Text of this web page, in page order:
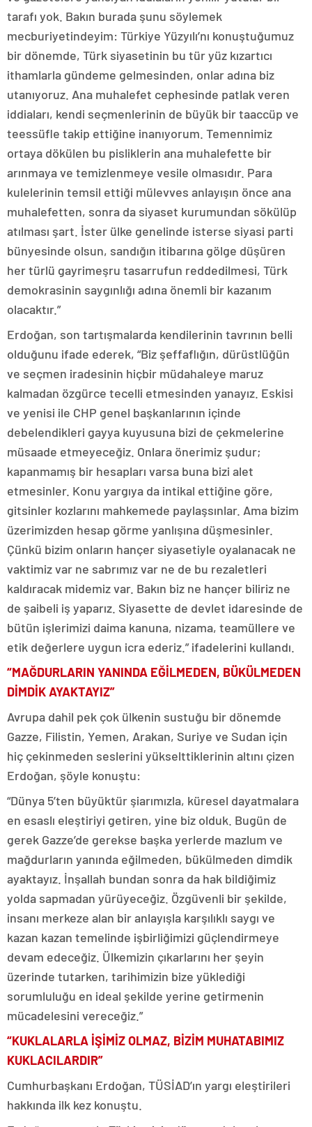
tarafı yok. Bakın burada şunu söylemek
mecburiyetindeyim: Türkiye Yüzyılı’nı konuştuğumuz
bir dönemde, Türk siyasetinin bu tür yüz kızartıcı
ithamlarla gündeme gelmesinden, onlar adına biz
utanıyoruz. Ana muhalefet cephesinde patlak veren
iddiaları, kendi seçmenlerinin de büyük bir taaccüp ve
teessüfle takip ettiğine inanıyorum. Temennimiz
ortaya dökülen bu pisliklerin ana muhalefette bir
arınmaya ve temizlenmeye vesile olmasıdır. Para
kulelerinin temsil ettiği mülevves anlayışın önce ana
muhalefetten, sonra da siyaset kurumundan sökülüp
atılması şart. İster ülke genelinde isterse siyasi parti
bünyesinde olsun, sandığın itibarına gölge düşüren
her türlü gayrimeşru tasarrufun reddedilmesi, Türk
demokrasinin saygınlığı adına önemli bir kazanım
olacaktır.”
Erdoğan, son tartışmalarda kendilerinin tavrının belli
olduğunu ifade ederek, “Biz şeffaflığın, dürüstlüğün
ve seçmen iradesinin hiçbir müdahaleye maruz
kalmadan özgürce tecelli etmesinden yanayız. Eskisi
ve yenisi ile CHP genel başkanlarının içinde
debelendikleri gayya kuyusuna bizi de çekmelerine
müsaade etmeyeceğiz. Onlara önerimiz şudur;
kapanmamış bir hesapları varsa buna bizi alet
etmesinler. Konu yargıya da intikal ettiğine göre,
gitsinler kozlarını mahkemede paylaşsınlar. Ama bizim
üzerimizden hesap görme yanlışına düşmesinler.
Çünkü bizim onların hançer siyasetiyle oyalanacak ne
vaktimiz var ne sabrımız var ne de bu rezaletleri
kaldıracak midemiz var. Bakın biz ne hançer biliriz ne
de şaibeli iş yaparız. Siyasette de devlet idaresinde de
bütün işlerimizi daima kanuna, nizama, teamüllere ve
etik değerlere uygun icra ederiz.” ifadelerini kullandı.
“MAĞDURLARIN YANINDA EĞİLMEDEN, BÜKÜLMEDEN
DİMDİK AYAKTAYIZ”
Avrupa dahil pek çok ülkenin sustuğu bir dönemde
Gazze, Filistin, Yemen, Arakan, Suriye ve Sudan için
hiç çekinmeden seslerini yükselttiklerinin altını çizen
Erdoğan, şöyle konuştu:
“Dünya 5’ten büyüktür şiarımızla, küresel dayatmalara
en esaslı eleştiriyi getiren, yine biz olduk. Bugün de
gerek Gazze’de gerekse başka yerlerde mazlum ve
mağdurların yanında eğilmeden, bükülmeden dimdik
ayaktayız. İnşallah bundan sonra da hak bildiğimiz
yolda sapmadan yürüyeceğiz. Özgüvenli bir şekilde,
insanı merkeze alan bir anlayışla karşılıklı saygı ve
kazan kazan temelinde işbirliğimizi güçlendirmeye
devam edeceğiz. Ülkemizin çıkarlarını her şeyin
üzerinde tutarken, tarihimizin bize yüklediği
sorumluluğu en ideal şekilde yerine getirmenin
mücadelesini vereceğiz.”
“KUKLALARLA İŞİMİZ OLMAZ, BİZİM MUHATABIMIZ
KUKLACILARDIR”
Cumhurbaşkanı Erdoğan, TÜSİAD’ın yargı eleştirileri
hakkında ilk kez konuştu.